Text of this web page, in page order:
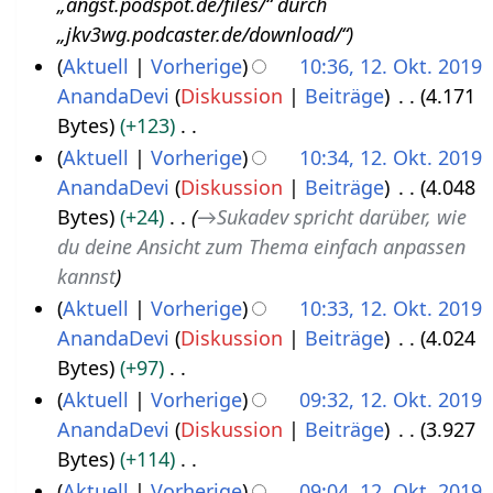
2o
m
0
„jkv3wg.podcaster.de/download/“
b
2
Aktuell Vorherige
10:36, 12. Okt. 2019
AnandaDevi Diskussion Beiträge
4.171
Bytes
+123
K
e
i
n
e
B
e
a
r
b
e
i
Aktuell Vorherige
10:34, 12. Okt. 2019
AnandaDevi Diskussion Beiträge
4.048
Bytes
+24 →Sukadev spricht darüber, wie
du deine Ansicht zum Thema einfach anpassen
kannst
Aktuell
Vorherige
10:33, 12. Okt. 2019
AnandaDevi Diskussion Beiträge
4.024
Bytes
+97
K
e
i
n
Aktuell Vorherige
09:32, 12. Okt. 2019
AnandaDevi Diskussion Beiträge
3.927
Bytes
+114
K